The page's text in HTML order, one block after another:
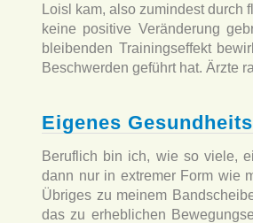
Loisl kam, also zumindest durch
keine positive Veränderung
bleibenden Trainingseffekt
Beschwerden geführt hat. Ärzte
Eigenes
Beruflich bin ich, wie so viele,
dann nur in extremer Form wie
Übriges zu meinem
das zu erheblichen